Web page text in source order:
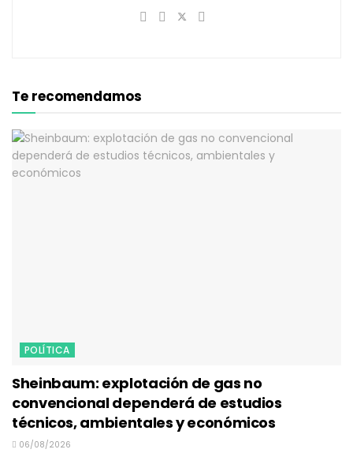
Te recomendamos
POLÍTICA
Sheinbaum: explotación de gas no
convencional dependerá de estudios
técnicos, ambientales y económicos
06/08/2026